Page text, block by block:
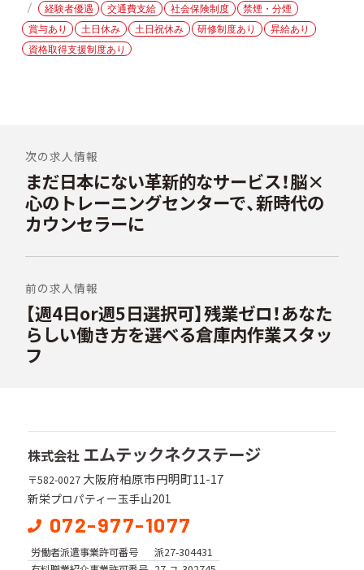
ゴ
リ
ー
タ
グ
経験者優遇 交通費支給 社会保険制度
禁煙・分煙
賞与あり
土日休み 土日祝休み 研修制度あり
昇給あり
資格取得支援制度あり
稿
ナ
ビ
ゲ
ー
シ
ョ
ン
次の求人情報
前
の
投
稿:
まだ日本にない革新的なサービス！脳×
心のトレーニングセンターで、新時代の
カウンセラーに
前の求人情報
次
の
投
稿:
【週4日or週5日選択可】残業ゼロ！あなた
らしい働き方を選べる倉庫内作業スタッ
フ
株式会社 エムテックネクステージ
〒582-0027 大阪府柏原市円明町11-17
新栄プロパティー玉手山201
072-977-1077
労働者派遣事業許可番号
派27-304431